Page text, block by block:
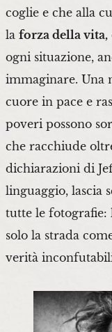
coglie e che alla
la forza della vita,
ogni situazione,
immaginare. Una
cuore in pace e
poveri possono
che racchiude
dichiarazioni di
linguaggio, lascia
tutte le fotografie:
solo la strada
verità